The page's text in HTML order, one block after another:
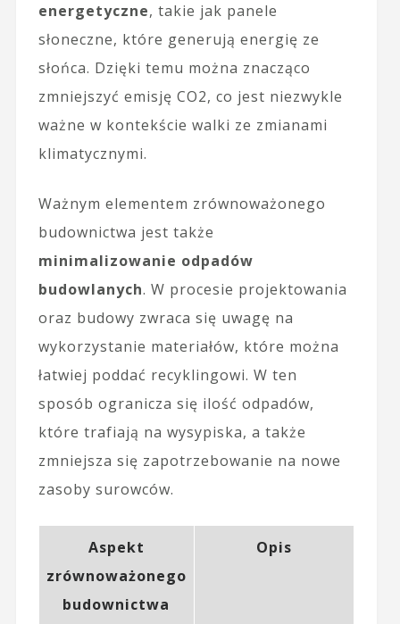
energetyczne, takie jak panele
słoneczne, które generują energię ze
słońca. Dzięki temu można znacząco
zmniejszyć emisję CO2, co jest niezwykle
ważne w kontekście walki ze zmianami
klimatycznymi.
Ważnym elementem zrównoważonego
budownictwa jest także
minimalizowanie odpadów
budowlanych. W procesie projektowania
oraz budowy zwraca się uwagę na
wykorzystanie materiałów, które można
łatwiej poddać recyklingowi. W ten
sposób ogranicza się ilość odpadów,
które trafiają na wysypiska, a także
zmniejsza się zapotrzebowanie na nowe
zasoby surowców.
Aspekt
zrównoważonego
budownictwa
Opis